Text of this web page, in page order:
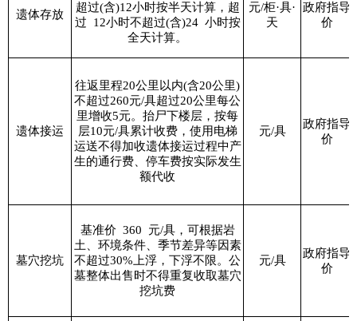
遗体存放
超过(含)12小时按半天计算，超
过
12小时不超过(含)24 小时按
全天计算。
元/柜·具·
天
政府指导
价
遗体接运
往返里程20公里以内(含20公里)
不超过260元/具超过20公里每公
里增收5元。抬尸下楼层，按每
层10元/具累计收费，使用电梯
运送不得加收遗体接运过程中产
生的通行费、停车费按实际发生
额代收
元/具
政府指导
价
墓穴挖坑
基准价 360 元/具，可根据岩
土、环境条件、季节差异等因素
不超过30% 上浮，下浮不限。公
墓整体出售时不得重复收取墓穴
挖坑费
元/具
政府指导
价